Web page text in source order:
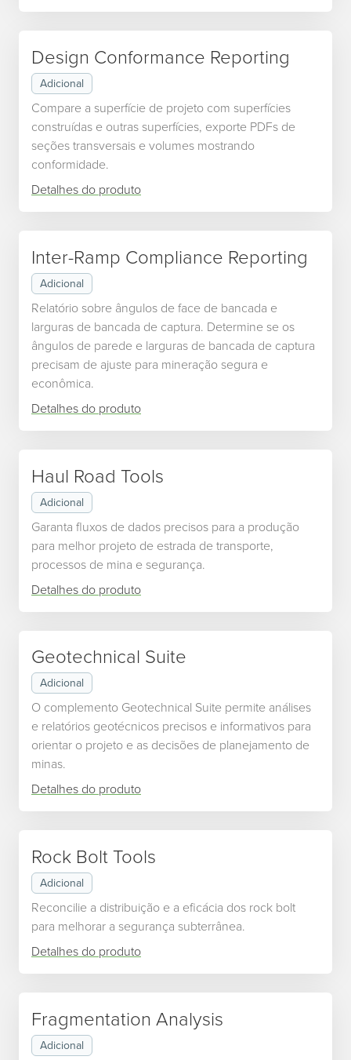
Design Conformance Reporting
Adicional
Compare a superfície de projeto com superfícies
construídas e outras superfícies, exporte PDFs de
seções transversais e volumes mostrando
conformidade.
Detalhes do produto
Inter-Ramp Compliance Reporting
Adicional
Relatório sobre ângulos de face de bancada e
larguras de bancada de captura. Determine se os
ângulos de parede e larguras de bancada de captura
precisam de ajuste para mineração segura e
econômica.
Detalhes do produto
Haul Road Tools
Adicional
Garanta fluxos de dados precisos para a produção
para melhor projeto de estrada de transporte,
processos de mina e segurança.
Detalhes do produto
Geotechnical Suite
Adicional
O complemento Geotechnical Suite permite análises
e relatórios geotécnicos precisos e informativos para
orientar o projeto e as decisões de planejamento de
minas.
Detalhes do produto
Rock Bolt Tools
Adicional
Reconcilie a distribuição e a eficácia dos rock bolt
para melhorar a segurança subterrânea.
Detalhes do produto
Fragmentation Analysis
Adicional